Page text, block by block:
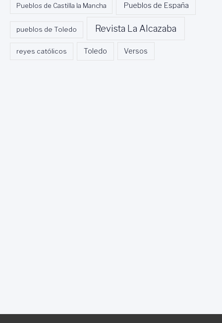
Pueblos de Castilla la Mancha Pueblos de España
pueblos de Toledo Revista La Alcazaba
reyes católicos Toledo Versos